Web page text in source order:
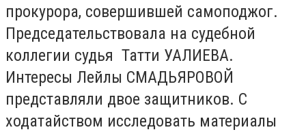
прокурора, совершившей самоподжог.
Председательствовала на судебной
коллегии судья Татти УАЛИЕВА.
Интересы Лейлы СМАДЬЯРОВОЙ
представляли двое защитников. С
ходатайством исследовать материалы